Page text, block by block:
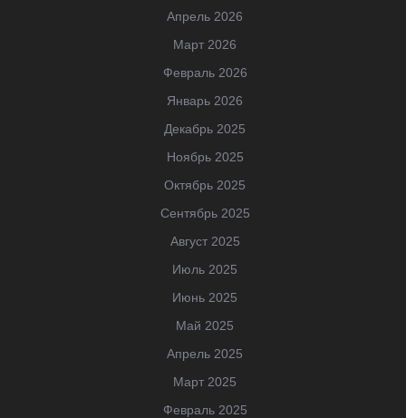
Апрель 2026
Март 2026
Февраль 2026
Январь 2026
Декабрь 2025
Ноябрь 2025
Октябрь 2025
Сентябрь 2025
Август 2025
Июль 2025
Июнь 2025
Май 2025
Апрель 2025
Март 2025
Февраль 2025